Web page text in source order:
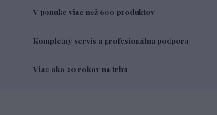
V ponuke viac než 600 produktov
Kompletný servis a profesionálna podpora
Viac ako 20 rokov na trhu